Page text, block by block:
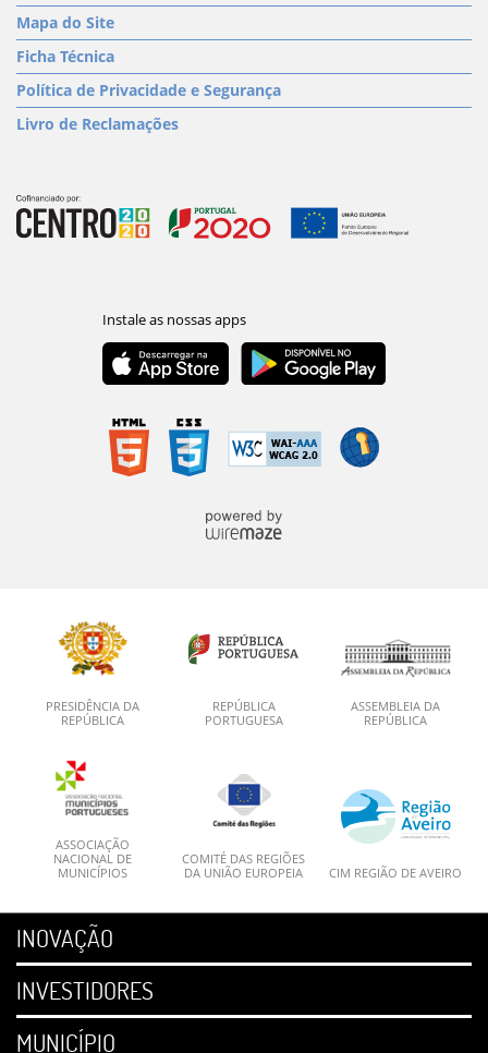
Mapa do Site
Ficha Técnica
Política de Privacidade e Segurança
Livro de Reclamações
PRESIDÊNCIA DA
REPÚBLICA
REPÚBLICA
PORTUGUESA
ASSEMBLEIA DA
REPÚBLICA
ASSOCIAÇÃO
NACIONAL DE
MUNICÍPIOS
COMITÉ DAS REGIÕES
DA UNIÃO EUROPEIA
CIM REGIÃO DE AVEIRO
INOVAÇÃO
INVESTIDORES
MUNICÍPIO